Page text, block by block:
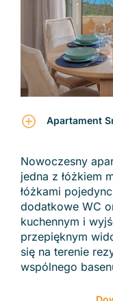
Apartament
Nowoczesny
jedna z łóżkiem
łóżkami
dodatkowe WC
kuchennym i
przepięknym
się na terenie
wspólnego